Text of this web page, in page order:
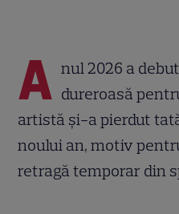
A nul 2026 a
dureroasă
artistă și-a pierdut
noului an, motiv
retragă temporar din